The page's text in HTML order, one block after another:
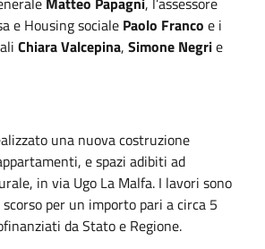
e Housing sociale Paolo Franco e i
Chiara Valcepina, Simone Negrie
una nuova costruzione
e spazi adibiti ad
in via Ugo La Malfa. I lavori sono
per un importo pari a circa 5
da Stato e Regione.